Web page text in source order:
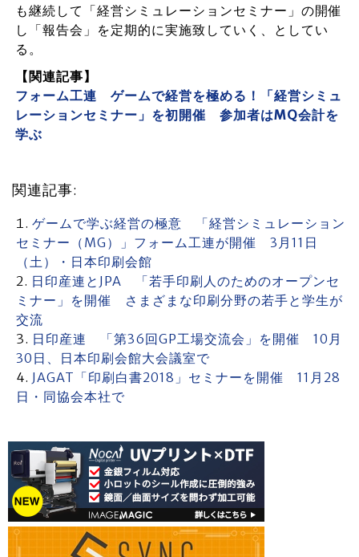
も継続して「経営シミュレーションセミナー」の開催
し「報告会」を定期的に実施致していく、としてい
る。
【関連記事】
フォーム工連 ゲームで経営を極める！「経営シミュ
レーションセミナー」を初開催 参加者はMQ会計を
学ぶ
関連記事:
ゲームで学ぶ経営の極意 「経営シミュレーション
セミナー（MG）」フォーム工連が開催 3月11日
（土）・日本印刷会館
日印産連とJPA 「若手印刷人のためのオープンセ
ミナー」を開催 さまざまな印刷分野の若手と学生が
交流
日印産連 「第36回GP工場交流会」を開催 10月
30日、日本印刷会館大会議室で
JAGAT「印刷白書2018」セミナーを開催 11月28
日・同協会本社で